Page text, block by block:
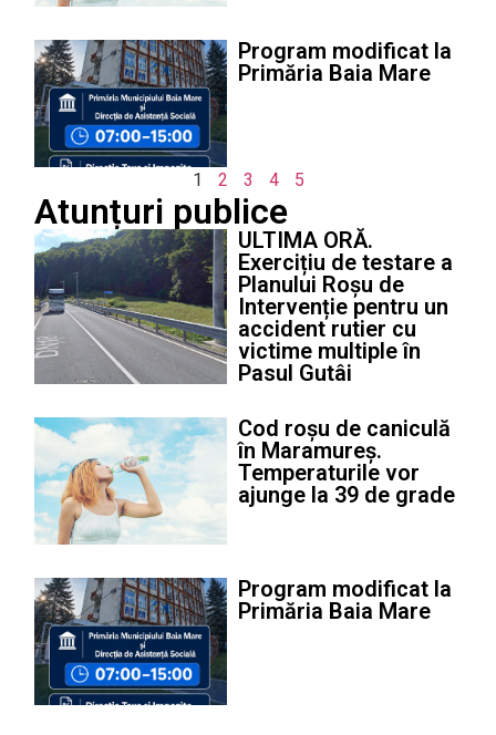
Program modificat la
Primăria Baia Mare
1 2 3 4 5
Atunțuri publice
ULTIMA ORĂ.
Exercițiu de testare a
Planului Roșu de
Intervenție pentru un
accident rutier cu
victime multiple în
Pasul Gutâi
Cod roșu de caniculă
în Maramureș.
Temperaturile vor
ajunge la 39 de grade
Program modificat la
Primăria Baia Mare